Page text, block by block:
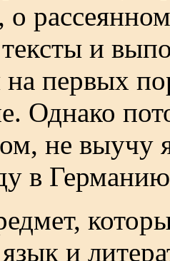
и
первых
Однако
не выучу
в
и